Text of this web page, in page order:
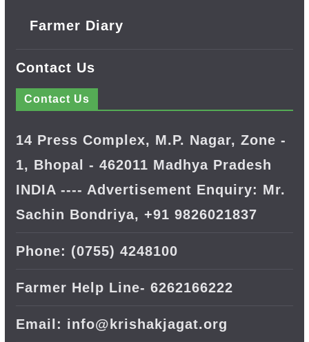
Farmer Diary
Contact Us
Contact Us
14 Press Complex, M.P. Nagar, Zone -
1, Bhopal - 462011 Madhya Pradesh
INDIA ---- Advertisement Enquiry: Mr.
Sachin Bondriya, +91 9826021837
Phone: (0755) 4248100
Farmer Help Line- 6262166222
Email: info@krishakjagat.org